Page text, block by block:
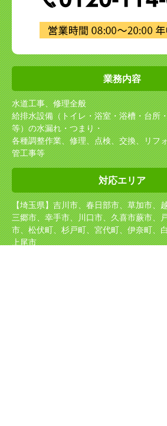
業務内容
水道工事、修理全般
給排水設備（トイレ・浴室・浴槽・台所
等）の水漏れ・つまり・
各種調整作業、修理、点検、交換、リフ
管工事等
対応エリア
【埼玉県】吉川市、春日部市、草加市、
三郷市、幸手市、川口市、久喜市蕨市、
市、松伏町、杉戸町、宮代町、伊奈町、
上尾市